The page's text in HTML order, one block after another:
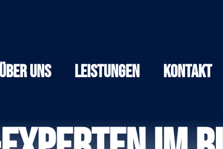
Über Uns Leistungen Kontakt